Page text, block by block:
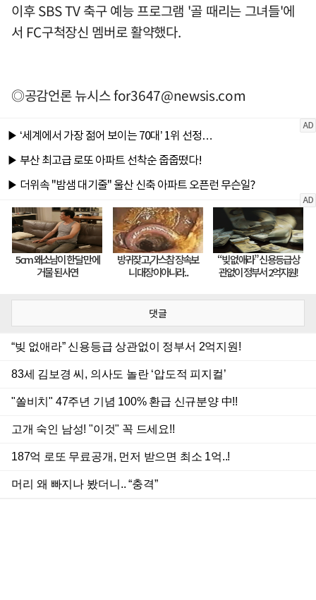
이후 SBS TV 축구 예능 프로그램 '골 때리는 그녀들'에
서 FC구척장신 멤버로 활약했다.
◎공감언론 뉴시스for3647@newsis.com
댓글